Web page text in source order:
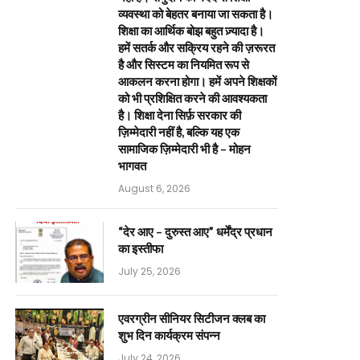
व्यवस्था को बेहतर बनाया जा सकता है।
शिक्षा का आर्थिक बोझ बहुत ज़्यादा है।
हमें सतर्क और सक्रिय रहने की ज़रूरत
है और सिस्टम का नियमित रूप से
आकलन करना होगा। हमें अपने शिक्षकों
को भी प्रशिक्षित करने की आवश्यकता
है। शिक्षा देना सिर्फ़ सरकार की
ज़िम्मेदारी नहीं है, बल्कि यह एक
सामाजिक ज़िम्मेदारी भी है – मोहन
भागवत
August 6, 2026
“देर आए – दुरुस्त आए” धर्मेंद्र प्रधान
का इस्तीफा
July 25, 2026
एवरग्रीन सीनियर सिटीजन क्लब का
शुभ दिन कार्यक्रम संपन्न